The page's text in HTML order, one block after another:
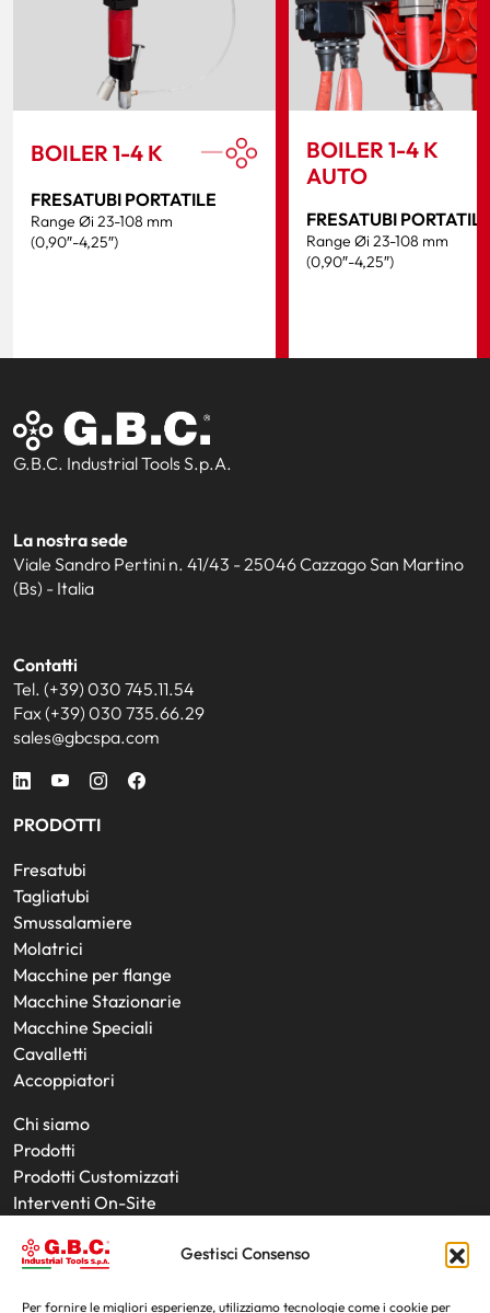
Gestisci Consenso
Per fornire le migliori esperienze, utilizziamo tecnologie come i cookie per
BOILER 1-4 K
FRESATUBI PORTATILE
Range Øi 23-108 mm
(0,90″-4,25″)
BOILER 1-4 K
AUTO
FRESATUBI
Range Øi 23-108 mm
(0,90″-4,25″)
G.B.C. Industrial Tools S.p.A.
La nostra sede
Viale Sandro Pertini n. 41/43 - 25046 Cazzago San Martino
(Bs) - Italia
Contatti
Tel. (+39) 030 745.11.54
Fax (+39) 030 735.66.29
sales@gbcspa.com
PRODOTTI
Fresatubi
Tagliatubi
Smussalamiere
Molatrici
Macchine per flange
Macchine Stazionarie
Macchine Speciali
Cavalletti
Accoppiatori
Chi siamo
Prodotti
Prodotti Customizzati
Interventi On-Site
Noleggio Prodotti
Fiere